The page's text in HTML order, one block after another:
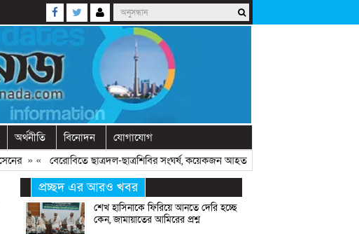
অর্থনীতি বিনোদন যোগাযোগ
» «বেরোবিতে ছাত্রদল-ছাত্রশিবির সংঘর্ষ, কয়েকজন আহত» «
প্রচ্ছদ এর আরও খবর
শেখ হাসিনাকে ফিরিয়ে আনতে দেরি হচ্ছে
কেন, জামায়াতের আমিরের প্রশ্ন